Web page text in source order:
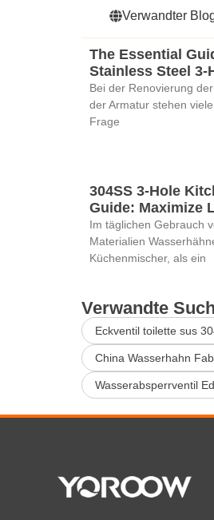
Verwandter
The Essential
Stainless Steel 3-
Bei der Renovierung
der Armatur stehen
Frage
304SS 3-Hole
Guide: Maximize
Im täglichen Gebrauch
Materialien
Küchenmischer, als ein
Verwandte
Eckventil toilette sus
China Wasserhahn
Wasserabsperrventil